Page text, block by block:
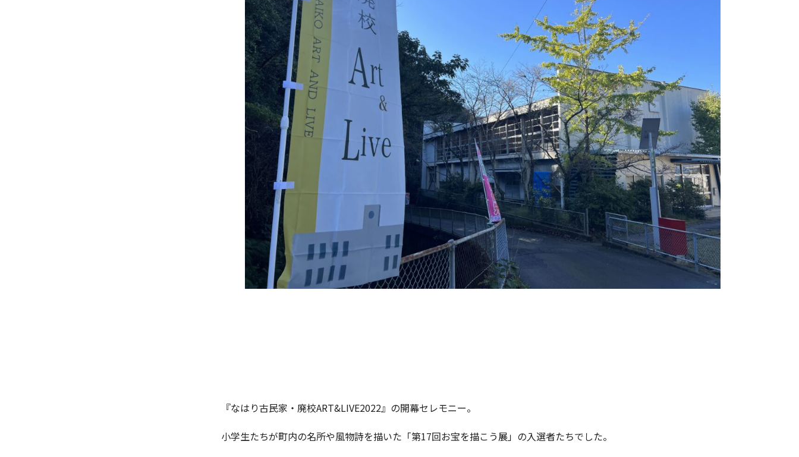
『なはり古民家・廃校ART&LIVE2022』の開幕セレモニー。
小学生たちが町内の名所や風物詩を描いた「第17回お宝を描こう展」の入選者たちでした。